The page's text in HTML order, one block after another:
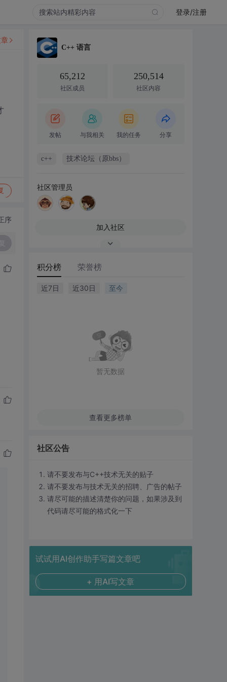
登录/注册
序
C++ 语言
65,212
社区成员
250,514
社区内容
发帖 与我相关 我的任务 分享
c++ 技术论坛（原bbs）
社区管理员
加入社区
积分榜 荣誉榜
近7日 近30日 至今
暂无数据
查看更多榜单
社区公告
请不要发布与C++技术无关的贴子
请不要发布与技术无关的招聘、广告的帖子
请尽可能的描述清楚你的问题，如果涉及到
代码请尽可能的格式化一下
试试用AI创作助手写篇文章吧
+ 用AI写文章